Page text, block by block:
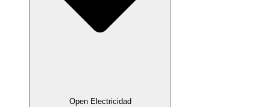
Open Electricidad